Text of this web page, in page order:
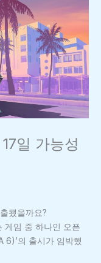
일 가능성
됐을까요?
게임 중 하나인 오픈
6)’의 출시가 임박했